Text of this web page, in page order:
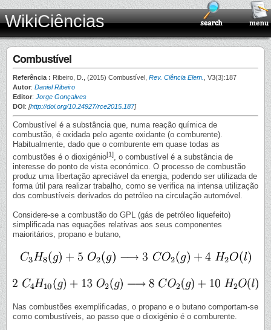
WikiCiências
Combustível
Referência : Ribeiro, D., (2015) Combustível, Rev. Ciência Elem.
, V3(3):187
Autor: Daniel Ribeiro
Editor: Jorge Gonçalves
DOI: [http://doi.org/10.24927/rce2015.187]
Combustível é a substância que, numa reação química de
combustão, é oxidada pelo agente oxidante (o comburente).
Habitualmente, dado que o comburente em quase todas as
combustões é o dioxigénio[1], o combustível é a substância de
interesse do ponto de vista económico. O processo de combustão
produz uma libertação apreciável da energia, podendo ser utilizada de
forma útil para realizar trabalho, como se verifica na intensa utilização
dos combustíveis derivados do petróleo na circulação automóvel.
Considere-se a combustão do GPL (gás de petróleo liquefeito)
simplificada nas equações relativas aos seus componentes
maioritários, propano e butano,
Nas combustões exemplificadas, o propano e o butano comportam-se
como combustíveis, ao passo que o dioxigénio é o comburente.